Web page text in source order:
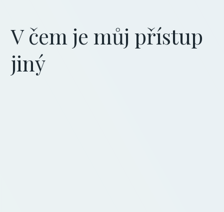
V čem je můj přístup
jiný